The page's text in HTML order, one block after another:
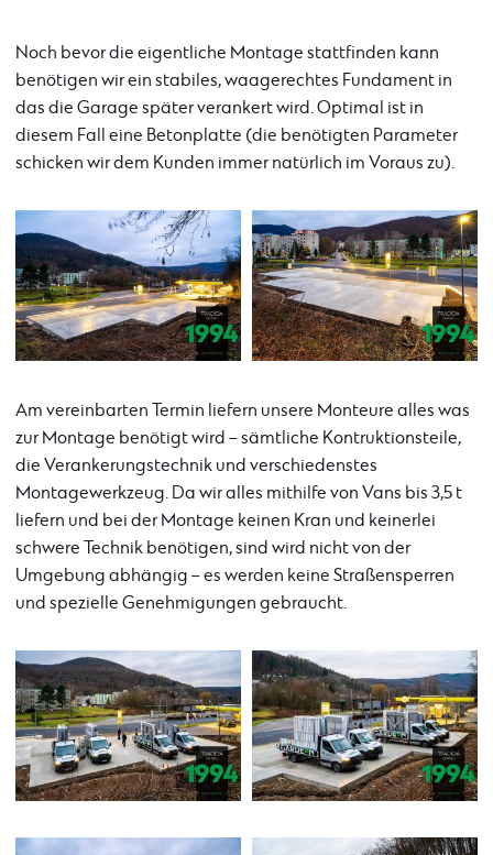
Noch bevor die eigentliche Montage stattfinden kann
benötigen wir ein stabiles, waagerechtes Fundament in
das die Garage später verankert wird. Optimal ist in
diesem Fall eine Betonplatte (die benötigten Parameter
schicken wir dem Kunden immer natürlich im Voraus zu).
Am vereinbarten Termin liefern unsere Monteure alles was
zur Montage benötigt wird – sämtliche Kontruktionsteile,
die Verankerungstechnik und verschiedenstes
Montagewerkzeug. Da wir alles mithilfe von Vans bis 3,5 t
liefern und bei der Montage keinen Kran und keinerlei
schwere Technik benötigen, sind wird nicht von der
Umgebung abhängig – es werden keine Straßensperren
und spezielle Genehmigungen gebraucht.